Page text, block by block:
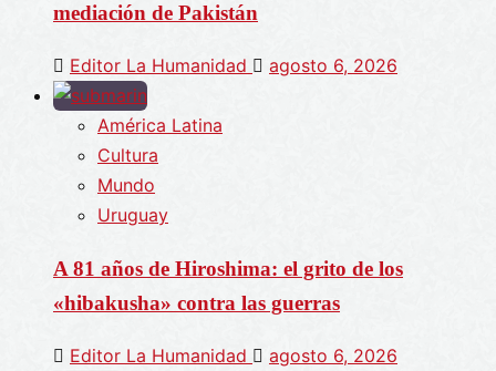
mediación de Pakistán
Editor La Humanidad agosto 6, 2026
América Latina
Cultura
Mundo
Uruguay
A 81 años de Hiroshima: el grito de los
«hibakusha» contra las guerras
Editor La Humanidad agosto 6, 2026